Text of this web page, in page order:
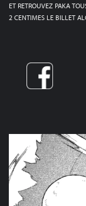
ET RETROUVEZ PAKA
2 CENTIMES LE BILLET